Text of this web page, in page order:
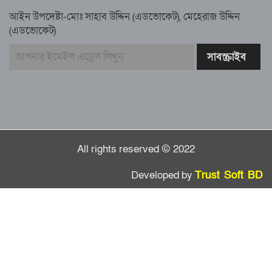
কামরুল কাননের ছবি বিকৃত করে অপপ্রচারের
বাংলাদেশ আজ দুই ভাগে বিভক্ত—একটি
আইন উপদেষ্টা-মোঃ সাহাব উদ্দিন (এডভোকেট), মেহেরাজ উদ্দিন
(এডভোকেট)
All rights reserved © 2022
Developed by Trust Soft BD